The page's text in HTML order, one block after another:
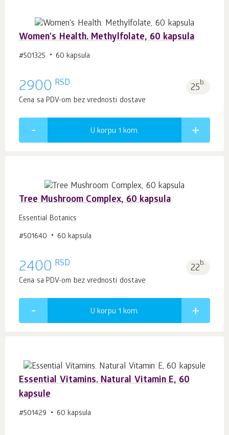
Women's Health. Methylfolate, 60 kapsula
#501325 60 kapsula
2900 RSD 25b.
Cena sa PDV-om bez vrednosti dostave
U korpu 1 kom.
Tree Mushroom Complex, 60 kapsula
Essential Botanics
#501640 60 kapsula
2400 RSD 22b.
Cena sa PDV-om bez vrednosti dostave
U korpu 1 kom.
Essential Vitamins. Natural Vitamin E, 60
kapsule
#501429 60 kapsula